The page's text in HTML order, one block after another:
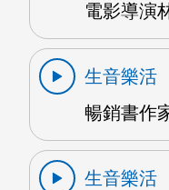
電影導演
生音樂活
暢銷書作
生音樂活